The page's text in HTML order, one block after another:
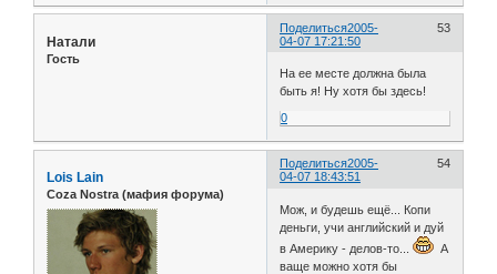
Поделиться 53
2005-
04-07 17:21:50
Натали
Гость
На ее месте должна была
быть я! Ну хотя бы здесь!
0
Поделиться 54
2005-
04-07 18:43:51
Lois Lain
Coza Nostra (мафия форума)
Мож, и будешь ещё... Копи
деньги, учи английский и дуй
в Америку - делов-то...
А
ваще можно хотя бы